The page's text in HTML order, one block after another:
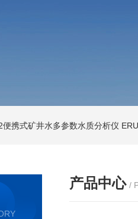
便携式矿井水多参数水质分析仪
产品中心 /